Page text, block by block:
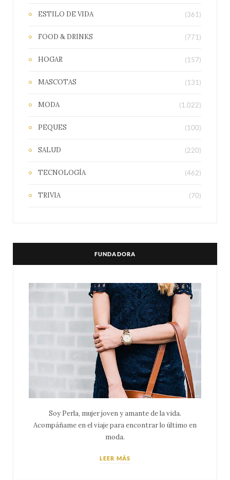
ESTILO DE VIDA (361)
FOOD & DRINKS (771)
HOGAR (157)
MASCOTAS (131)
MODA (1.022)
PEQUES (100)
SALUD (220)
TECNOLOGÍA (462)
TRIVIA (70)
FUNDADORA
Soy Perla, mujer joven y amante de la vida.
Acompáñame en el viaje para encontrar lo último en
moda.
LEER MÁS